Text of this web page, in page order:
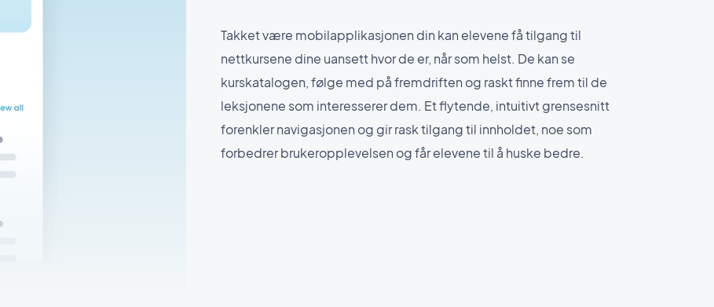
Takket være mobilapplikasjonen din kan elevene få tilgang til
nettkursene dine uansett hvor de er, når som helst. De kan se
kurskatalogen, følge med på fremdriften og raskt finne frem til de
leksjonene som interesserer dem. Et flytende, intuitivt grensesnitt
forenkler navigasjonen og gir rask tilgang til innholdet, noe som
forbedrer brukeropplevelsen og får elevene til å huske bedre.